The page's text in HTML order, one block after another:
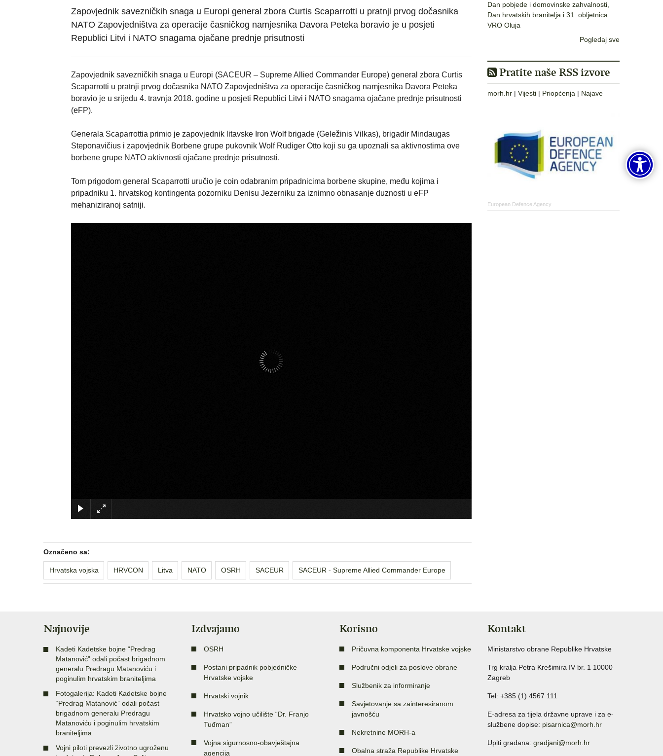
Zapovjednik savezničkih snaga u Europi general zbora Curtis Scaparrotti u pratnji prvog dočasnika
NATO Zapovjedništva za operacije časničkog namjesnika Davora Peteka boravio je u posjeti
Republici Litvi i NATO snagama ojačane prednje prisutnosti
Zapovjednik savezničkih snaga u Europi (SACEUR – Supreme Allied Commander Europe) general zbora Curtis
Scaparrotti u pratnji prvog dočasnika NATO Zapovjedništva za operacije časničkog namjesnika Davora Peteka
boravio je u srijedu 4. travnja 2018. godine u posjeti Republici Litvi i NATO snagama ojačane prednje prisutnosti
(eFP).
Generala Scaparrottia primio je zapovjednik litavske Iron Wolf brigade (Geležinis Vilkas), brigadir Mindaugas
Steponavičius i zapovjednik Borbene grupe pukovnik Wolf Rudiger Otto koji su ga upoznali sa aktivnostima ove
borbene grupe NATO aktivnosti ojačane prednje prisutnosti.
Tom prigodom general Scaparrotti uručio je coin odabranim pripadnicima borbene skupine, među kojima i
pripadniku 1. hrvatskog kontingenta pozorniku Denisu Jezerniku za iznimno obnasanje duznosti u eFP
mehaniziranoj satniji.
Označeno sa:
Hrvatska vojska HRVCON Litva NATO OSRH SACEUR SACEUR - Supreme Allied Commander Europe
Dan pobjede i domovinske zahvalnosti,
Dan hrvatskih branitelja i 31. obljetnica
VRO Oluja
Pogledaj sve
Pratite naše RSS izvore
morh.hr | Vijesti | Priopćenja | Najave
European Defence Agency
Najnovije
Kadeti Kadetske bojne “Predrag
Matanović” odali počast brigadnom
generalu Predragu Matanoviću i
poginulim hrvatskim braniteljima
Fotogalerija: Kadeti Kadetske bojne
“Predrag Matanović” odali počast
brigadnom generalu Predragu
Matanoviću i poginulim hrvatskim
braniteljima
Vojni piloti prevezli životno ugroženu
Izdvajamo
OSRH
Postani pripadnik pobjedničke
Hrvatske vojske
Hrvatski vojnik
Hrvatsko vojno učilište “Dr. Franjo
Tuđman”
Vojna sigurnosno-obavještajna
agencija
Korisno
Pričuvna komponenta Hrvatske vojske
Područni odjeli za poslove obrane
Službenik za informiranje
Savjetovanje sa zainteresiranom
javnošću
Nekretnine MORH-a
Obalna straža Republike Hrvatske
Kontakt
Ministarstvo obrane Republike Hrvatske
Trg kralja Petra Krešimira IV br. 1 10000
Zagreb
Tel: +385 (1) 4567 111
E-adresa za tijela državne uprave i za e-
službene dopise: pisarnica@morh.hr
Upiti građana: gradjani@morh.hr